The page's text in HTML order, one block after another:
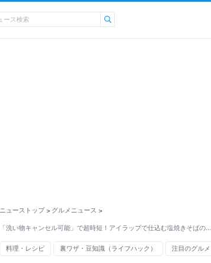
ニューストップ > グルメニュース >
「洗い物キャンセル可能」で超時短！アイラップで仕込む塩焼きそばの…
料理・レシピ 裏ワザ・豆知識（ライフハック） 注目のグルメ